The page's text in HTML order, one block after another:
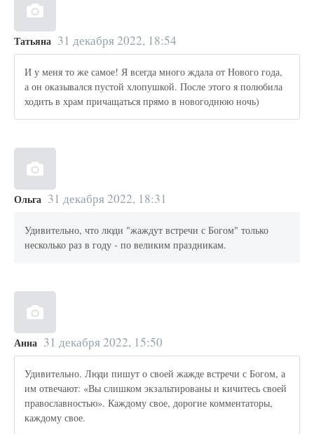
Татьяна 31 декабря 2022, 18:54
И у меня то же самое! Я всегда много ждала от Нового года,
а он оказывался пустой хлопушкой. После этого я полюбила
ходить в храм причащаться прямо в новогоднюю ночь)
Ольга 31 декабря 2022, 18:31
Удивительно, что люди "жаждут встречи с Богом" только
несколько раз в году - по великим праздникам.
Анна 31 декабря 2022, 15:50
Удивительно. Люди пишут о своей жажде встречи с Богом, а
им отвечают: «Вы слишком экзальтированы и кичитесь своей
православностью». Каждому свое, дорогие комментаторы,
каждому свое.